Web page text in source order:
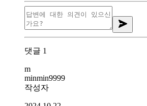
댓글 1
m
minmin9999
작성자